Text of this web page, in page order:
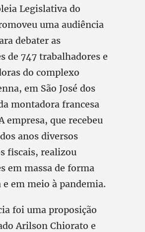
Legislativa do
uma audiência
debater as
de 747 trabalhadores e
do complexo
em São José dos
montadora francesa
empresa, que recebeu
anos diversos
fiscais, realizou
em massa de forma
em meio à pandemia.
foi uma proposição
Arilson Chiorato e